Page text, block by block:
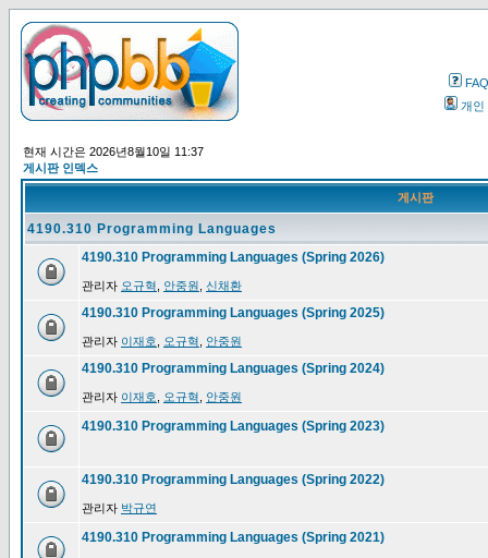
FAQ
개인
현재 시간은 2026년8월10일 11:37
게시판 인덱스
게시판
4190.310 Programming Languages
4190.310 Programming Languages (Spring 2026)
관리자 오규혁 안중원 신채환
4190.310 Programming Languages (Spring 2025)
관리자 이재호 오규혁 안중원
4190.310 Programming Languages (Spring 2024)
관리자 이재호 오규혁 안중원
4190.310 Programming Languages (Spring 2023)
4190.310 Programming Languages (Spring 2022)
관리자 박규연
4190.310 Programming Languages (Spring 2021)